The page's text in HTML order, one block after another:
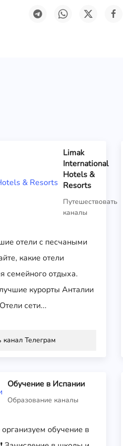
Limak
International
Hotels &
Resorts
Путешествовать
каналы
отели с песчаными
какие отели
семейного отдыха.
курорты Анталии
сети...
канал Телеграм
Обучение в Испании
Образование каналы
обучение в